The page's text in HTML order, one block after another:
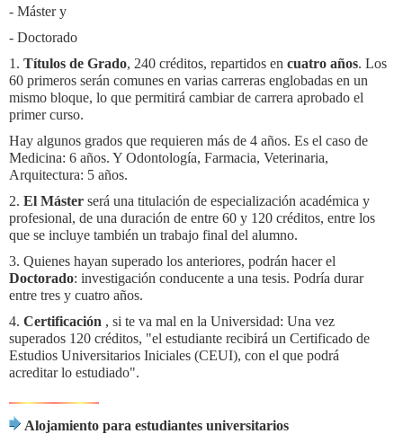
- Máster y
- Doctorado
1. Títulos de Grado, 240 créditos, repartidos en cuatro años. Los
60 primeros serán comunes en varias carreras englobadas en un
mismo bloque, lo que permitirá cambiar de carrera aprobado el
primer curso.
Hay algunos grados que requieren más de 4 años. Es el caso de
Medicina: 6 años. Y Odontología, Farmacia, Veterinaria,
Arquitectura: 5 años.
2. El Máster será una titulación de especialización académica y
profesional, de una duración de entre 60 y 120 créditos, entre los
que se incluye también un trabajo final del alumno.
3. Quienes hayan superado los anteriores, podrán hacer el
Doctorado: investigación conducente a una tesis. Podría durar
entre tres y cuatro años.
4. Certificación , si te va mal en la Universidad: Una vez
superados 120 créditos, "el estudiante recibirá un Certificado de
Estudios Universitarios Iniciales (CEUI), con el que podrá
acreditar lo estudiado".
Alojamiento para estudiantes universitarios